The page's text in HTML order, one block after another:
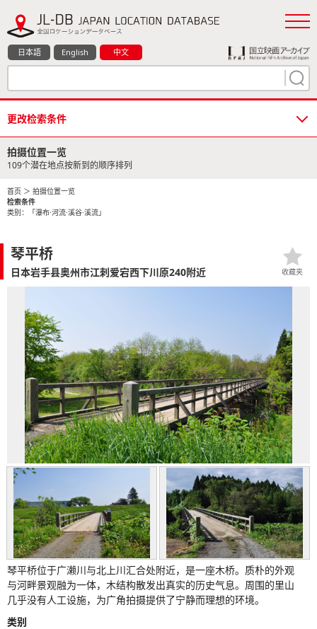
日本語 English 中文
更改检索条件
拍摄位置一览
109个潜在地点按新到的顺序排列
首页 ＞ 拍摄位置一览
检索条件
类别：「瀑布·河流·溪谷·溪流」
琴平桥
日本岩手县奥州市江刺爱宕西下川原240附近
琴平桥位于广濑川与北上川汇合处附近，是一座木桥。质朴的外观
与河畔景观融为一体，木结构散发出真实的历史气息。周围的里山
几乎没有人工设施，为广角拍摄提供了宁静而理想的环境。
类别
收藏夹